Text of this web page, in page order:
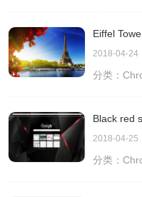
Eiffel
2018-04-24
分类：
Black red
2018-04-25
分类：